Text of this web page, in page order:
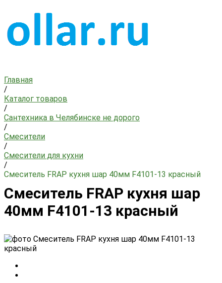
Главная
/
Каталог товаров
/
Сантехника в Челябинске не дорого
/
Смесители
/
Смесители для кухни
/
Смеситель FRAP кухня шар 40мм F4101-13 красный
Смеситель FRAP кухня шар
40мм F4101-13 красный